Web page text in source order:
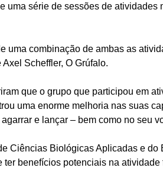
uma série de sessões de atividades
uma combinação de ambas as
Scheffler, O Grúfalo.
que o grupo que participou em
uma enorme melhoria nas suas
e lançar – bem como no seu
Ciências Biológicas Aplicadas e do
ter benefícios potenciais na